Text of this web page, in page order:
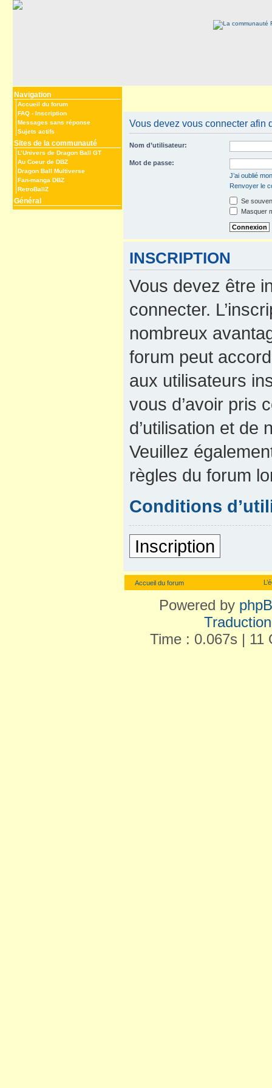
Navigation
Accueil du forum
FAQ - Inscription
Messages sans réponse
Sujets actifs
Sites de la communauté
L’Univers de Dragon Ball GT
Au Coeur de DBZ
Dragon Ball Multiverse
Fan-manga DBZ
RetroBallZ
Général
Vous devez vous connecter afin
Nom d’utilisateur:
Mot de passe:
J’ai oublié
Renvoyer le
Se
Masquer
INSCRIPTION
Vous devez être
connecter.
nombreux
forum peut
aux utilisateurs
vous d’avoir pris
d’utilisation et de
Veuillez
règles du forum
Conditions
Inscription
Accueil du forum
Powered by
Time : 0.067s | 11